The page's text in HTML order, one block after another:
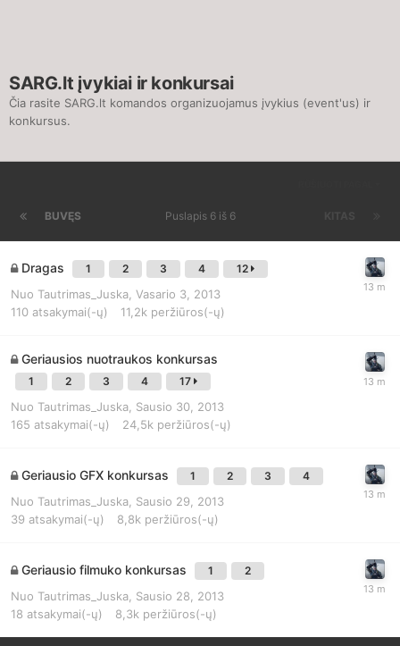
SARG.lt įvykiai ir konkursai
Čia rasite SARG.lt komandos organizuojamus įvykius (event'us) ir
konkursus.
BUVĘS Puslapis 6 iš 6
Dragas 1 2 3 4 12
Nuo Tautrimas_Juska Vasario 3, 2013
110 atsakymai(-ų) 11,2k peržiūros(-ų)
Geriausios nuotraukos konkursas
1 2 3 4 17
Nuo Tautrimas_Juska Sausio 30, 2013
165 atsakymai(-ų) 24,5k peržiūros(-ų)
Geriausio GFX konkursas 1 2 3 4
Nuo Tautrimas_Juska Sausio 29, 2013
39 atsakymai(-ų) 8,8k peržiūros(-ų)
Geriausio filmuko konkursas 1 2
Nuo Tautrimas_Juska Sausio 28, 2013
18 atsakymai(-ų) 8,3k peržiūros(-ų)